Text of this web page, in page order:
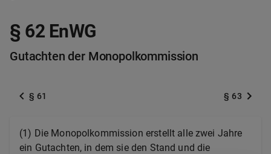
§ 62 EnWG
Gutachten der Monopolkommission
§ 61 § 63
(1) Die Monopolkommission erstellt alle zwei Jahre
ein Gutachten, in dem sie den Stand und die